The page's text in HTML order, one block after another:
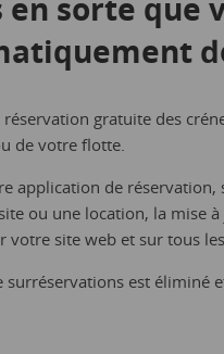
en sorte que
gratuite des
de votre flotte.
application de réservation,
ou une location, la mise
votre site web et sur tous
surréservations est éliminé